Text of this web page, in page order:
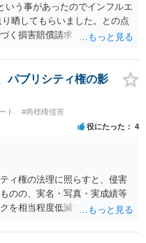
いう事があったのでインフルエ
晒してもらいました。との点
く損害賠償請求（共同不法行
が飛んだとのことでその分の
求すると言われています。」で
ますので、損害額で争っても
い。
パブリシティ権の影
ト #商標権侵害
役にたった 4
ィ権の法理に照らすと、侵害
のの、実名・写真・実成績等
を相当程度低減できる設計に
た場合に「専ら顧客吸引力の